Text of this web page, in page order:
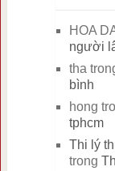
HOA
người
tha
bình
hong
tphcm
Thi lý
trong